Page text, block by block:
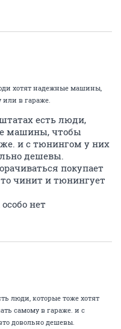
хотят надежные машины,
в гараже.
есть люди,
машины, чтобы
и с тюнингом у них
дешевы.
покупает
то чинит и тюнингует
нет
люди, которые тоже хотят
самому в гараже. и с
довольно дешевы.